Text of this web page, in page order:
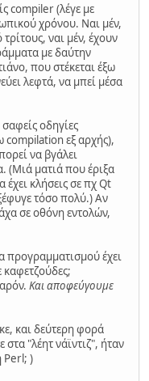
compiler (λέγε με
χρόνου. Ναι μέν,
ναι μέν, έχουν
με δαύτην
που στέκεται έξω
λεφτά, να μπεί μέσα
οδηγίες
compilation εξ αρχής),
να βγάλει
(Μιά ματιά που έριξα
κλήσεις σε πχ Qt
τόσο πολύ.) Αν
σε οθόνη εντολών,
προγραμματισμού έχει
καφετζούδες;
Και αποφεύγουμε
και δεύτερη φορά
"λέητ νάϊντιζ", ήταν
Perl; )